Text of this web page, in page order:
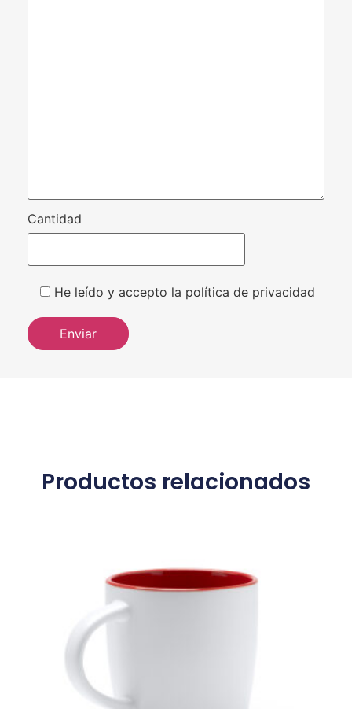
Cantidad
He leído y accepto la política de privacidad
Productos relacionados